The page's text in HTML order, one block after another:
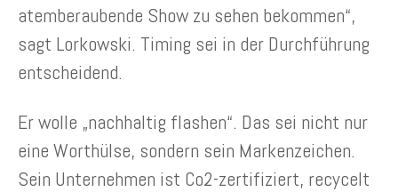
atemberaubende Show zu sehen bekommen“,
sagt Lorkowski. Timing sei in der Durchführung
entscheidend.
Er wolle „nachhaltig flashen“. Das sei nicht nur
eine Worthülse, sondern sein Markenzeichen.
Sein Unternehmen ist Co2-zertifiziert, recycelt